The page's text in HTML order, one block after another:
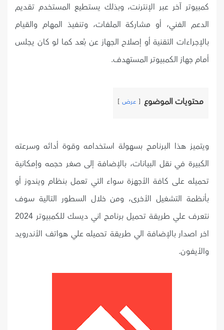
كمبيوتر آخر عبر الإنترنت، وبذلك يستطيع المستخدم تقديم
الدعم الفني، أو مشاركة الملفات، وتنفيذ المهام والقيام
بالإجراءات التقنية أو إصلاح الجهاز عن بُعد كما لو كان يجلس
أمام جهاز الكمبيوتر المستهدف.
محتويات الموضوع عرض
ويتميز هذا البرنامج بسهولة استخدامه وقوة أدائه وسرعته
الكبيرة في نقل البيانات، بالإضافة إلى صغر حجمه وإمكانية
تحميله على كافة الأجهزة سواء التي تعمل بنظام ويندوز أو
بأنظمة التشغيل الأخرى، ومن خلال السطور التالية سوف
نتعرف علي طريقة تحميل برنامج اني ديسك للكمبيوتر 2024
اخر اصدار بالإضافة الي طريقة تحميله علي هواتف الأندرويد
والأيفون.